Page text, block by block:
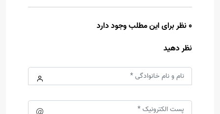
0 نظر برای این مطلب وجود دارد
نظر دهید